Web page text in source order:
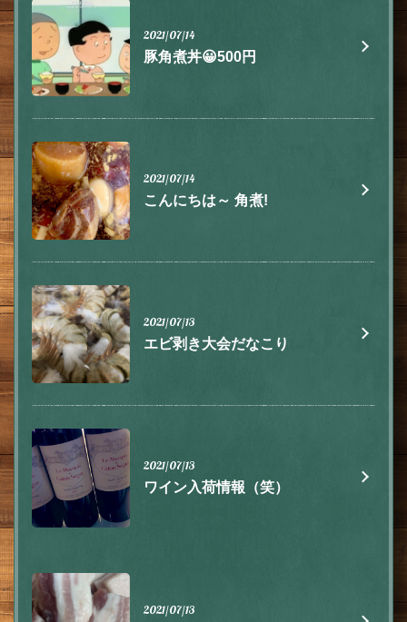
2021/07/14
豚角煮丼😀500円
2021/07/14
こんにちは～ 角煮!
2021/07/13
エビ剥き大会だなこり
2021/07/13
ワイン入荷情報（笑）
2021/07/13
この店舗情報をシェアする
お知らせ | 肉とチーズ 隠れ家イタリアン ハイドウェイダイ
ニング555（ファイブ）川越
埼玉県川越市脇田本町9-5第8アーバンライフビルヂング2F